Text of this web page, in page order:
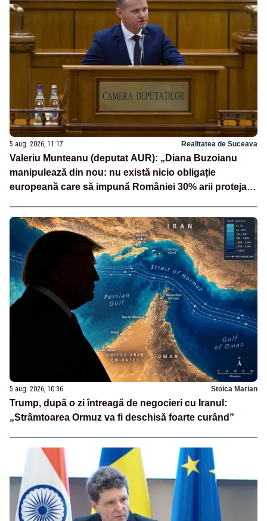
5 aug. 2026, 11:17 Realitatea de Suceava
Valeriu Munteanu (deputat AUR): „Diana Buzoianu
manipulează din nou: nu există nicio obligație
europeană care să impună României 30% arii protejate
5 aug. 2026, 10:36 Stoica Marian
Trump, după o zi întreagă de negocieri cu Iranul:
„Strâmtoarea Ormuz va fi deschisă foarte curând”